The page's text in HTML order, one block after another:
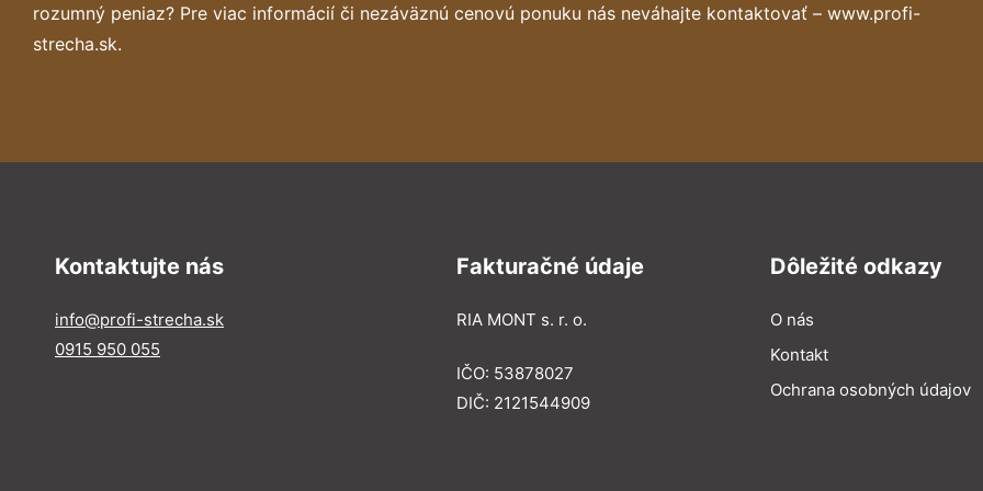
rozumný peniaz? Pre viac informácií či nezáväznú cenovú ponuku nás neváhajte kontaktovať – www.profi-
strecha.sk.
Kontaktujte nás
info@profi-strecha.sk
0915 950 055
Fakturačné údaje
RIA MONT s. r. o.
IČO: 53878027
DIČ: 2121544909
Dôležité odkazy
O nás
Kontakt
Ochrana osobných údajov